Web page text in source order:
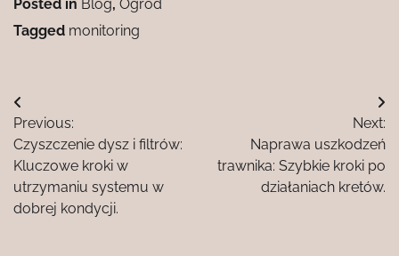
Posted in Blog, Ogród
Tagged monitoring
Nawigacja
wpisu
Previous:
Czyszczenie dysz i filtrów:
Kluczowe kroki w
utrzymaniu systemu w
dobrej kondycji.
Next:
Naprawa uszkodzeń
trawnika: Szybkie kroki po
działaniach kretów.